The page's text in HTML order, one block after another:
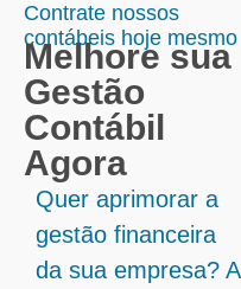
Contrate nossos
contábeis hoje mesmo
Melhore sua
Gestão
Contábil
Agora
Quer aprimorar a
gestão financeira
da sua empresa? A